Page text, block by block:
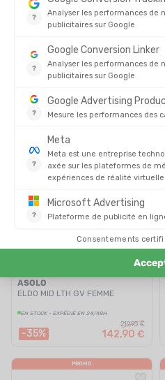
ASOLO
EN STOCK - EXPÉDIÉ EN 24/48H
-35%
229,95 €
148,90 €
PROMO
ASOLO
ELDO MID LTH GV FEMME
EN STOCK - EXPÉDIÉ EN 24/48H
-35%
219,95 €
142,90 €
PROMO